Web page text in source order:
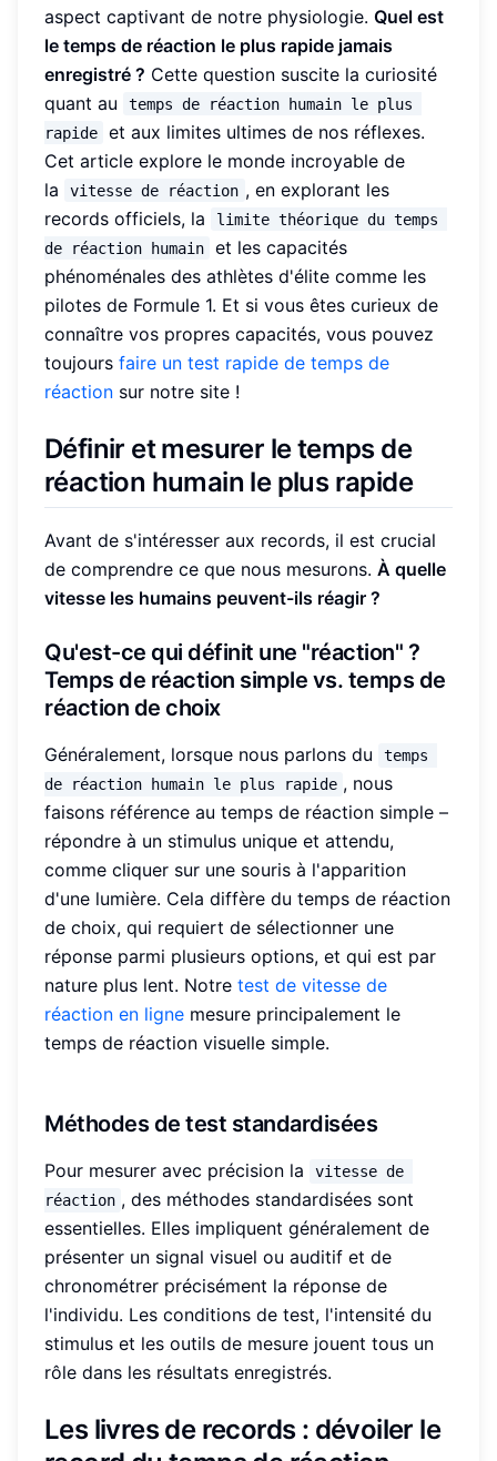
aspect captivant de notre physiologie. Quel est
le temps de réaction le plus rapide jamais
enregistré ? Cette question suscite la curiosité
quant au
temps de réaction humain le plus
rapide
et aux limites ultimes de nos réflexes.
Cet article explore le monde incroyable de
la
vitesse de réaction , en explorant les
records officiels, la
limite théorique du temps
de réaction humain
et les capacités
phénoménales des athlètes d'élite comme les
pilotes de Formule 1. Et si vous êtes curieux de
connaître vos propres capacités, vous pouvez
toujours faire un test rapide de temps de
réaction sur notre site !
Définir et mesurer le temps de
réaction humain le plus rapide
Avant de s'intéresser aux records, il est crucial
de comprendre ce que nous mesurons. À quelle
vitesse les humains peuvent-ils réagir ?
Qu'est-ce qui définit une "réaction" ?
Temps de réaction simple vs. temps de
réaction de choix
Généralement, lorsque nous parlons du
temps
de réaction humain le plus rapide , nous
faisons référence au temps de réaction simple –
répondre à un stimulus unique et attendu,
comme cliquer sur une souris à l'apparition
d'une lumière. Cela diffère du temps de réaction
de choix, qui requiert de sélectionner une
réponse parmi plusieurs options, et qui est par
nature plus lent. Notre test de vitesse de
réaction en ligne mesure principalement le
temps de réaction visuelle simple.
Méthodes de test standardisées
Pour mesurer avec précision la
vitesse de
réaction , des méthodes standardisées sont
essentielles. Elles impliquent généralement de
présenter un signal visuel ou auditif et de
chronométrer précisément la réponse de
l'individu. Les conditions de test, l'intensité du
stimulus et les outils de mesure jouent tous un
rôle dans les résultats enregistrés.
Les livres de records : dévoiler le